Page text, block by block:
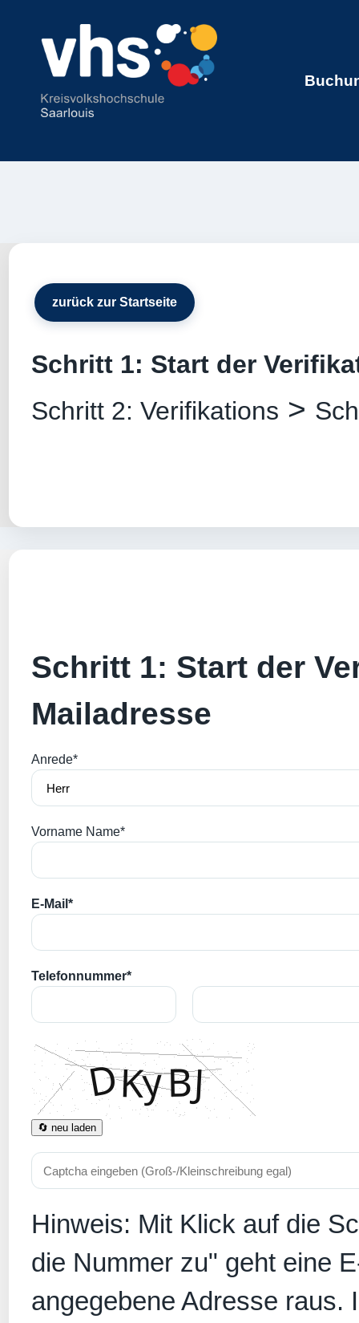
zurück zur Startseite
Schritt 1: Start der
Schritt 2: Verifikations >
Schritt 1: Start der
Mailadresse
Anrede*
Vorname Name*
E-Mail*
Telefonnummer*
🔄 neu laden
Hinweis: Mit Klick auf die
die Nummer zu" geht eine
angegebene Adresse raus.